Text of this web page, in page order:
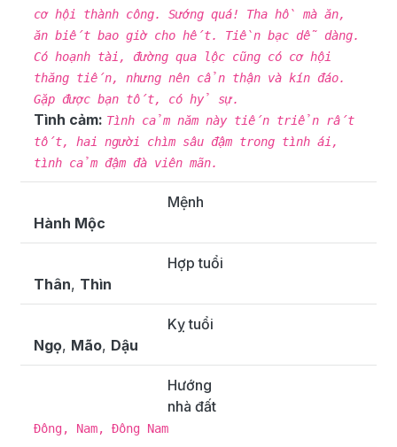
cơ hội thành công. Sướng quá! Tha hồ mà ăn,
ăn biết bao giờ cho hết. Tiền bạc dễ dàng.
Có hoạnh tài, đường qua lộc cũng có cơ hội
thăng tiến, nhưng nên cẩn thận và kín đáo.
Gặp được bạn tốt, có hỷ sự.
Tình cảm: Tình cảm năm này tiến triển rất
tốt, hai người chìm sâu đậm trong tình ái,
tình cảm đậm đà viên mãn.
Mệnh
Hành Mộc
Hợp tuổi
Thân, Thìn
Kỵ tuổi
Ngọ, Mão, Dậu
Hướng
nhà đất
Đông, Nam, Đông Nam